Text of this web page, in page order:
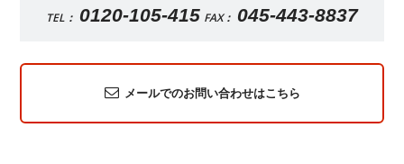
TEL： 0120-105-415 FAX： 045-443-8837
メールでのお問い合わせはこちら